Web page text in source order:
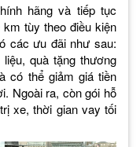
hãng và tiếp tục
tùy theo điều kiện
các ưu đãi như sau:
quà tặng thương
có thể giảm giá tiền
Ngoài ra, còn gói hỗ
xe, thời gian vay tối